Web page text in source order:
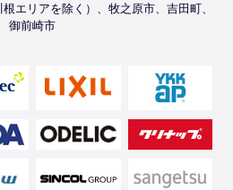
エリアを除く）、牧之原市、吉田町、
御前崎市